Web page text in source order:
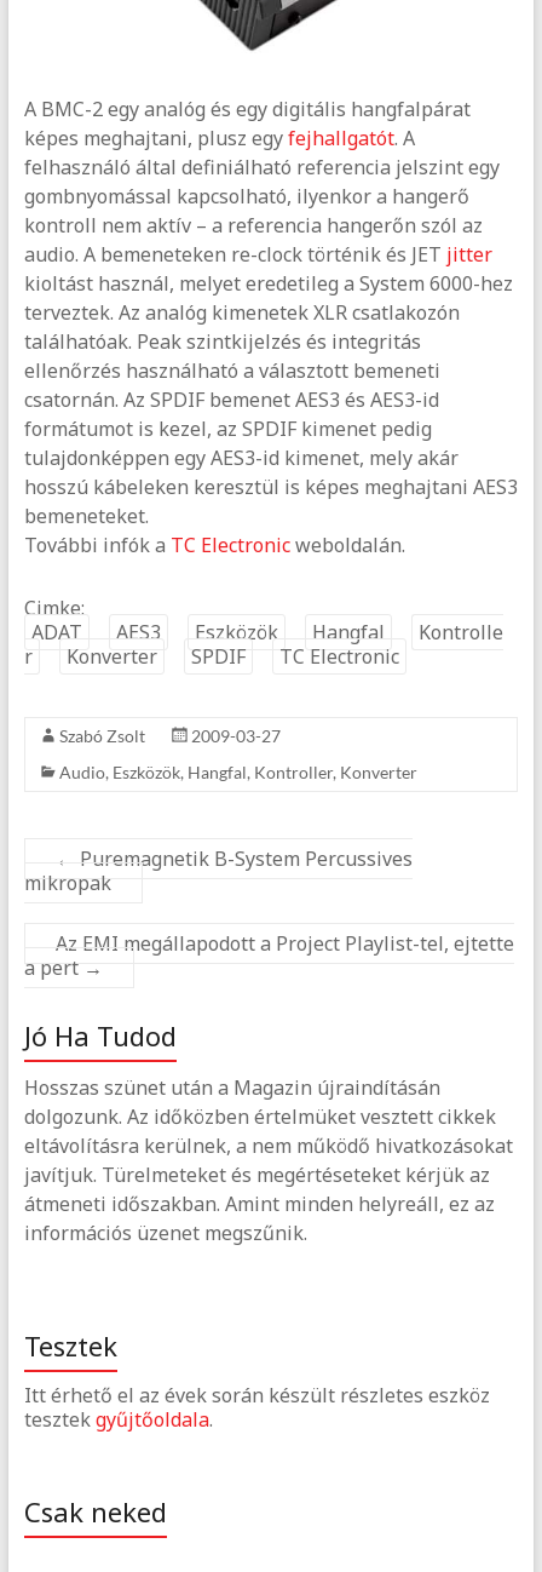
A BMC-2 egy analóg és egy digitális hangfalpárat
képes meghajtani, plusz egyfejhallgatót. A
felhasználó által definiálható referencia jelszint egy
gombnyomással kapcsolható, ilyenkor a hangerő
kontroll nem aktív – a referencia hangerőn szól az
audio. A bemeneteken re-clock történik és JET jitter
kioltást használ, melyet eredetileg a System 6000-hez
terveztek. Az analóg kimenetek XLR csatlakozón
találhatóak. Peak szintkijelzés és integritás
ellenőrzés használható a választott bemeneti
csatornán. Az SPDIF bemenet AES3 és AES3-id
formátumot is kezel, az SPDIF kimenet pedig
tulajdonképpen egy AES3-id kimenet, mely akár
hosszú kábeleken keresztül is képes meghajtani AES3
bemeneteket.
További infók a TC Electronicweboldalán.
Cimke:
ADAT
AES3 Eszközök Hangfal
Kontrolle
r
Konverter SPDIF TC Electronic
Szabó Zsolt
2009-03-27
Audio, Eszközök, Hangfal, Kontroller, Konverter
←
Puremagnetik B-System Percussives
mikropak
Az EMI megállapodott a Project Playlist-tel, ejtette
a pert →
Jó Ha Tudod
Hosszas szünet után a Magazin újraindításán
dolgozunk. Az időközben értelmüket vesztett cikkek
eltávolításra kerülnek, a nem működő hivatkozásokat
javítjuk. Türelmeteket és megértéseteket kérjük az
átmeneti időszakban. Amint minden helyreáll, ez az
információs üzenet megszűnik.
Tesztek
Itt érhető el az évek során készült részletes eszköz
tesztekgyűjtőoldala.
Csak neked